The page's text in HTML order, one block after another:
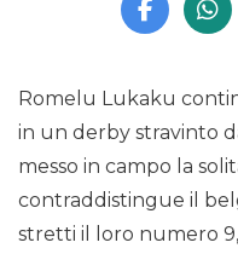
Romelu Lukaku
in un derby stravinto
messo in campo la
contraddistingue il
stretti il loro numero 9,